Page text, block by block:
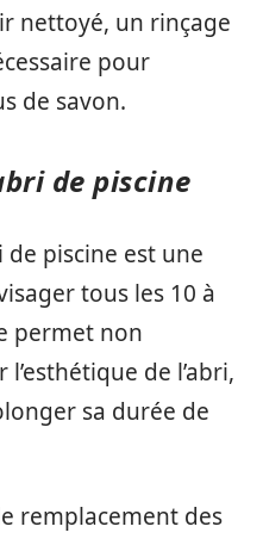
nettoyé, un rinçage
pour
de savon.
de piscine
de piscine est une
tous les 10 à
permet non
de l’abri,
sa durée de
remplacement des